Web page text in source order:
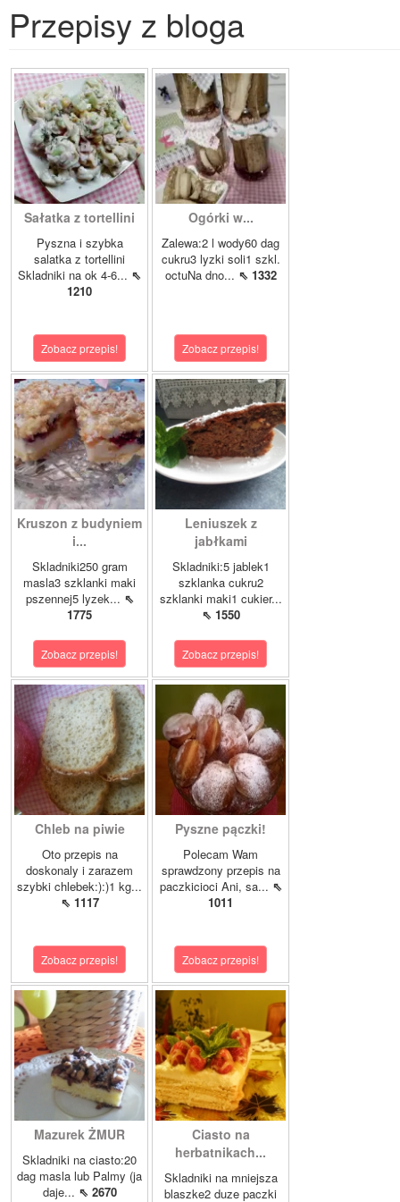
Przepisy z bloga
Sałatka z tortellini
Pyszna i szybka
salatka z tortellini
Skladniki na ok 4-6... ⇖
1210
Zobacz przepis!
Ogórki w...
Zalewa:2 l wody60 dag
cukru3 lyzki soli1 szkl.
octuNa dno... ⇖ 1332
Zobacz przepis!
Kruszon z budyniem
i...
Skladniki250 gram
masla3 szklanki maki
pszennej5 lyzek... ⇖
1775
Zobacz przepis!
Leniuszek z
jabłkami
Skladniki:5 jablek1
szklanka cukru2
szklanki maki1 cukier...
⇖ 1550
Zobacz przepis!
Chleb na piwie
Oto przepis na
doskonaly i zarazem
szybki chlebek:):)1 kg...
⇖ 1117
Zobacz przepis!
Pyszne pączki!
Polecam Wam
sprawdzony przepis na
paczkicioci Ani, sa... ⇖
1011
Zobacz przepis!
Mazurek ŻMUR
Skladniki na ciasto:20
dag masla lub Palmy (ja
daje... ⇖ 2670
Ciasto na
herbatnikach...
Skladniki na mniejsza
blaszke2 duze paczki